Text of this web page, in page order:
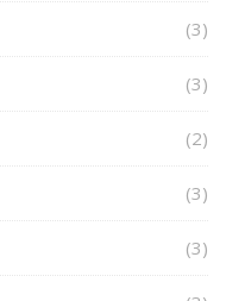
(3)
(3)
(2)
(3)
(3)